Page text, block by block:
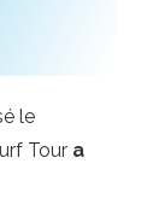
le
Tour a